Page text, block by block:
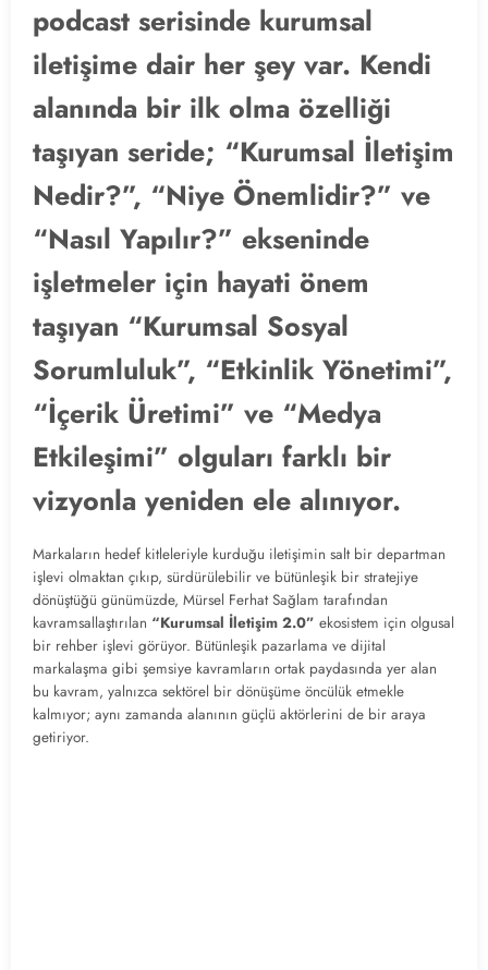
podcast serisinde kurumsal
iletişime dair her şey var. Kendi
alanında bir ilk olma özelliği
taşıyan seride; “Kurumsal İletişim
Nedir?”, “Niye Önemlidir?” ve
“Nasıl Yapılır?” ekseninde
işletmeler için hayati önem
taşıyan “Kurumsal Sosyal
Sorumluluk”, “Etkinlik Yönetimi”,
“İçerik Üretimi” ve “Medya
Etkileşimi” olguları farklı bir
vizyonla yeniden ele alınıyor.
Markaların hedef kitleleriyle kurduğu iletişimin salt bir departman
işlevi olmaktan çıkıp, sürdürülebilir ve bütünleşik bir stratejiye
dönüştüğü günümüzde, Mürsel Ferhat Sağlam tarafından
kavramsallaştırılan “Kurumsal İletişim 2.0” ekosistem için olgusal
bir rehber işlevi görüyor. Bütünleşik pazarlama ve dijital
markalaşma gibi şemsiye kavramların ortak paydasında yer alan
bu kavram, yalnızca sektörel bir dönüşüme öncülük etmekle
kalmıyor; aynı zamanda alanının güçlü aktörlerini de bir araya
getiriyor.